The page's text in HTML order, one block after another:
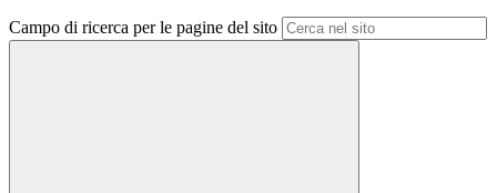
Campo di ricerca per le pagine del sito